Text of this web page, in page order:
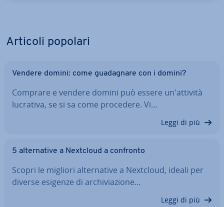
Articoli popolari
Vendere domini: come gua­da­gna­re con i domini?
Comprare e vendere domini può essere un'at­ti­vi­tà
lucrativa, se si sa come procedere. Vi…
Leggi di più
5 al­ter­na­ti­ve a Nextcloud a confronto
Scopri le migliori al­ter­na­ti­ve a Nextcloud, ideali per
diverse esigenze di ar­chi­via­zio­ne…
Leggi di più